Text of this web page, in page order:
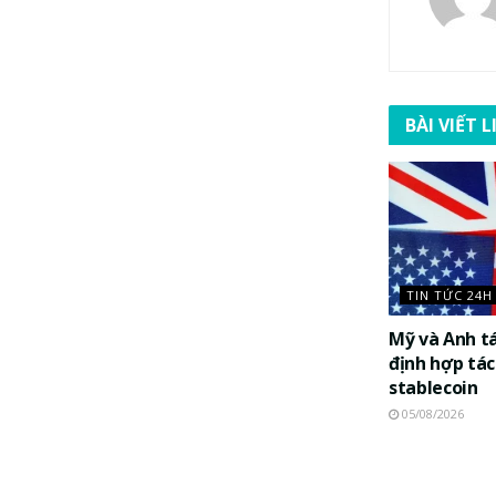
BÀI VIẾT
TIN TỨC 24H
Mỹ và Anh
định hợp
stablecoin
05/08/2026